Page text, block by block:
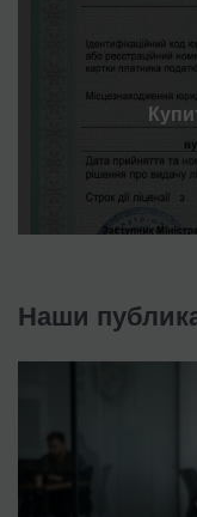
Наши